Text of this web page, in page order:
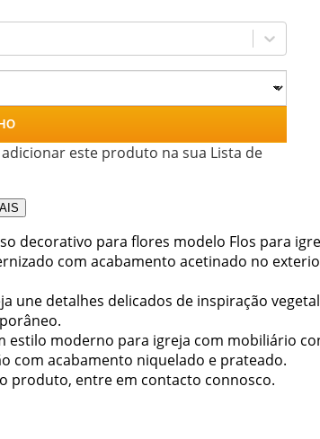
este produto na sua Lista de
decorativo para flores modelo Flos para
com acabamento acetinado no
une detalhes delicados de inspiração
estilo moderno para igreja com mobiliário
com acabamento niquelado e prateado.
produto, entre em contacto connosco.